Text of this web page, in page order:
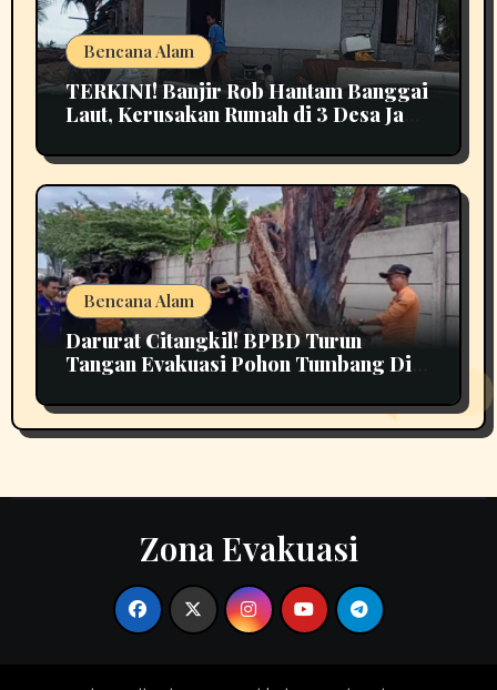
Bencana Alam
TERKINI! Banjir Rob Hantam Banggai
Laut, Kerusakan Rumah di 3 Desa Jadi
Bencana Alam
Darurat Citangkil! BPBD Turun
Tangan Evakuasi Pohon Tumbang Di
Zona Evakuasi